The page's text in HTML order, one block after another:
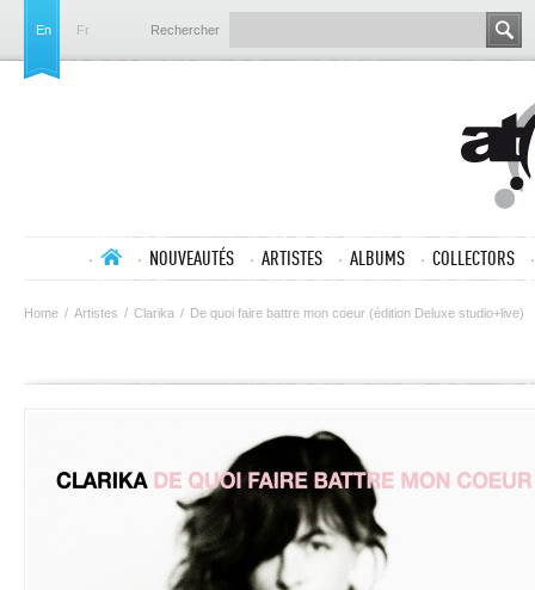
En Fr Rechercher
NOUVEAUTÉS ARTISTES ALBUMS COLLECTORS
Home / Artistes / Clarika / De quoi faire battre mon coeur (édition Deluxe studio+live)